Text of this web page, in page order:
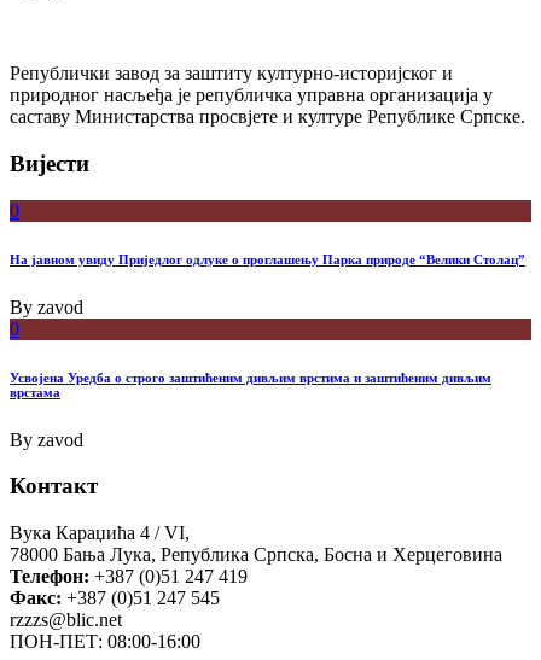
Републички завод за заштиту културно-историјског и
природног насљеђа је републичка управна организација у
саставу Министарства просвјете и културе Републике Српске.
Вијести
0
На јавном увиду Приједлог oдлуке о проглашењу Парка природе “Велики Столац”
By zavod
0
Усвојена Уредба о строго заштићеним дивљим врстима и заштићеним дивљим
врстама
By zavod
Контакт
Вука Караџића 4 / VI,
78000 Бања Лука, Република Српска, Босна и Херцеговина
Телефон: +387 (0)51 247 419
Факс: +387 (0)51 247 545
rzzzs@blic.net
ПОН-ПЕТ: 08:00-16:00